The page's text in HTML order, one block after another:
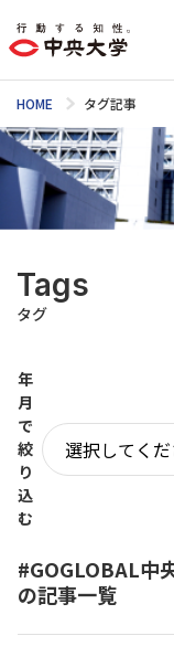
HOME タグ記事
Tags
タグ
年
月
で
絞
り
込
む
#GOGLOBAL中
の記事一覧